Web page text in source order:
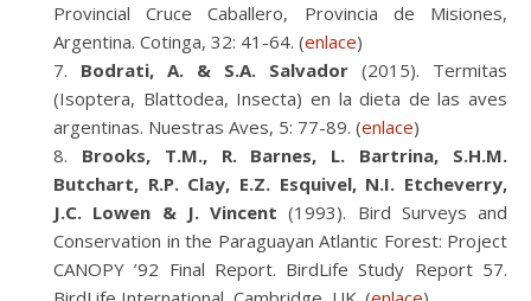
Provincial Cruce Caballero, Provincia de Misiones,
Argentina. Cotinga, 32: 41-64. (enlace)
Bodrati, A. & S.A. Salvador (2015). Termitas
(Isoptera, Blattodea, Insecta) en la dieta de las aves
argentinas. Nuestras Aves, 5: 77-89. (enlace)
Brooks, T.M., R. Barnes, L. Bartrina, S.H.M.
Butchart, R.P. Clay, E.Z. Esquivel, N.I. Etcheverry,
J.C. Lowen & J. Vincent (1993). Bird Surveys and
Conservation in the Paraguayan Atlantic Forest: Project
CANOPY ’92 Final Report. BirdLife Study Report 57.